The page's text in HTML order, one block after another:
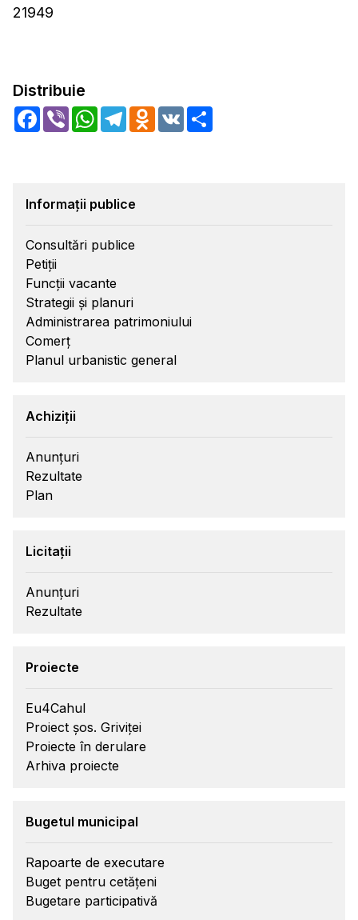
21949
Distribuie
Facebook
Viber WhatsApp
TelegramOdnoklassniki
VK
Informații publice
Consultări publice
Petiții
Funcții vacante
Strategii și planuri
Administrarea patrimoniului
Comerț
Planul urbanistic general
Achiziții
Anunțuri
Rezultate
Plan
Licitații
Anunțuri
Rezultate
Proiecte
Eu4Cahul
Proiect șos. Griviței
Proiecte în derulare
Arhiva proiecte
Bugetul municipal
Rapoarte de executare
Buget pentru cetățeni
Bugetare participativă